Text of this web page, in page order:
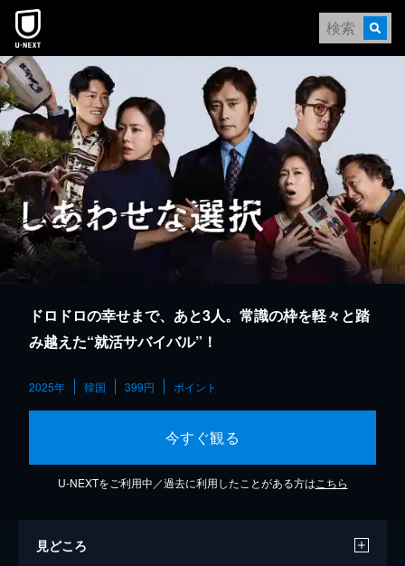
本文へスキップ
ドロドロの幸せまで、あと3人。常識の枠を軽々と踏
み越えた“就活サバイバル”！
2025年 韓国 399円 ポイント
今すぐ観る
U-NEXTをご利用中／過去に利用したことがある方は こちら
見どころ